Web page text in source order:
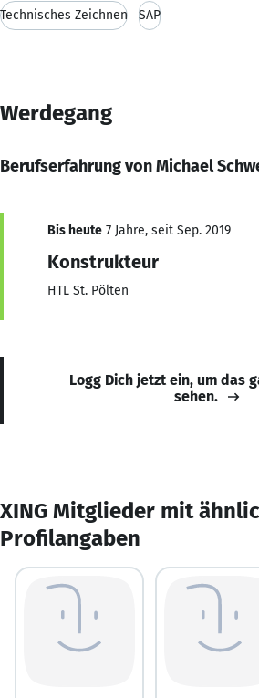
Technisches Zeichnen SAP
Werdegang
Berufserfahrung von Michael
Bis heute 7 Jahre, seit Sep. 2019
Konstrukteur
HTL St. Pölten
Logg Dich jetzt ein, um das
sehen.
XING Mitglieder mit
Profilangaben